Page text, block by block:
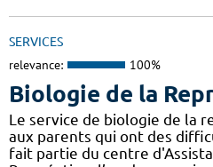
SERVICES
relevance: 100%
Biologie de la
Le service de biologie de la
aux parents qui ont des
fait partie du centre